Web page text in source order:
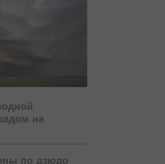
на
по дзюдо